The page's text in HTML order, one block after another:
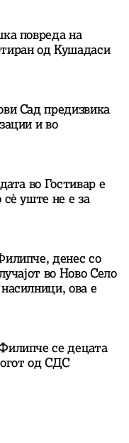
повреда на
од Кушадаси
Сад предизвика
и во
во Гостивар е
сè уште не е за
денес со
во Ново Село
ова е
се децата
од СДС